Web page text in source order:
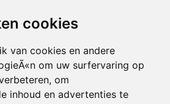
cookies
van cookies en andere
om uw surfervaring op
om
inhoud en advertenties te